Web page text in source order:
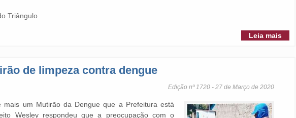
Triângulo
Leia mais
de limpeza contra dengue
Edição nº 1720 - 27 de Março de 2020
mais um Mutirão da Dengue que a Prefeitura está
Wesley respondeu que a preocupação com o